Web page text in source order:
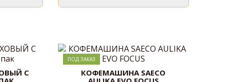
С
ПОД ЗАКАЗ
ПОД ЗАКАЗ
КОФЕМАШИНА SAECO